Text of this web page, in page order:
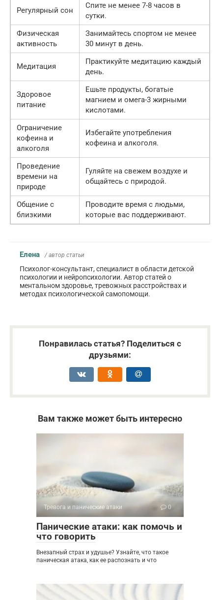
Регулярный сон
Спите не менее 7-8 часов в
сутки.
Физическая
активность
Занимайтесь спортом не менее
30 минут в день.
Медитация
Практикуйте медитацию каждый
день.
Здоровое
питание
Ешьте продукты, богатые
магнием и омега-3 жирными
кислотами.
Ограничение
кофеина и
алкоголя
Избегайте употребления
кофеина и алкоголя.
Проведение
времени на
природе
Гуляйте на свежем воздухе и
общайтесь с природой.
Общение с
близкими
Проводите время с людьми,
которые вас поддерживают.
Елена / автор статьи
Психолог-консультант, специалист в области детской
психологии и нейропсихологии. Автор статей о
ментальном здоровье, тревожных расстройствах и
методах психологической самопомощи.
Понравилась статья? Поделиться с
друзьями:
Вам также может быть интересно
Тревога и панические атаки 0
Панические атаки: как помочь и
что говорить
Внезапный страх и удушье? Узнайте, что такое
паническая атака, как ее распознать и что